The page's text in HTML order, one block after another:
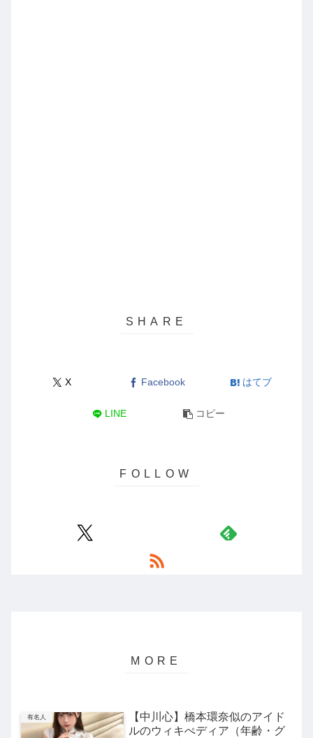
X Facebook はてブ
LINE コピー
有名人
【中川心】橋本環奈似のアイド
ルのウィキぺディア（年齢・グ